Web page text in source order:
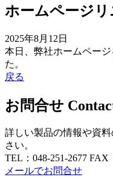
ホームページ
2025年8月12日
本日、弊社ホームペー
た。
戻る
お問合せ
詳しい製品の情報や資
さい。
TEL：048-251-2677 FAX
メールでお問合せ